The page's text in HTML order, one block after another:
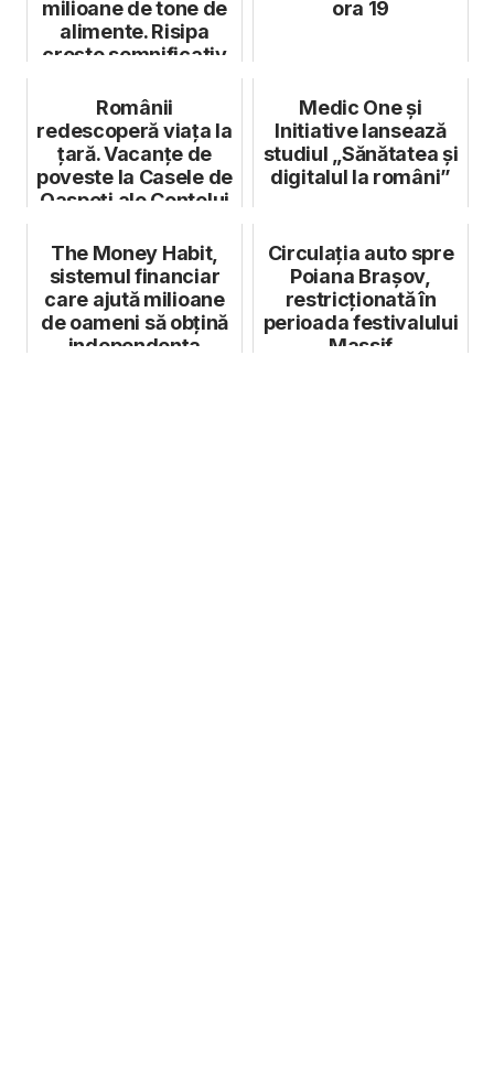
milioane de tone de
alimente. Risipa
crește semnificativ
ora 19
Românii
redescoperă viața la
țară. Vacanțe de
poveste la Casele de
Oaspeți ale Contelui
Medic One și
Initiative lansează
studiul „Sănătatea și
digitalul la români”
The Money Habit,
sistemul financiar
care ajută milioane
de oameni să obțină
independența
Circulația auto spre
Poiana Brașov,
restricționată în
perioada festivalului
Massif